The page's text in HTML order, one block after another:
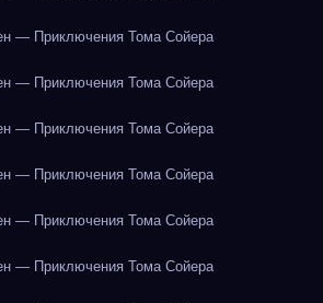
— Приключения Тома Сойера
— Приключения Тома Сойера
— Приключения Тома Сойера
— Приключения Тома Сойера
— Приключения Тома Сойера
— Приключения Тома Сойера